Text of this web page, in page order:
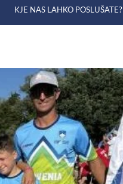
KJE NAS LAHKO POSLUŠATE?